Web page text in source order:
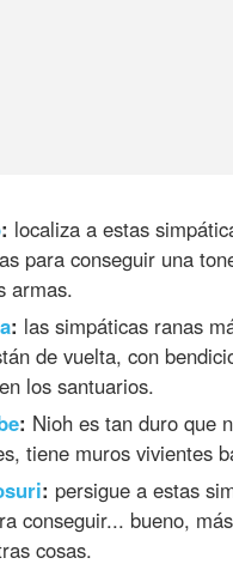
: localiza a estas
para conseguir una
armas.
: las simpáticas ranas
de vuelta, con
los santuarios.
: Nioh es tan duro que
tiene muros vivientes
: persigue a estas
conseguir... bueno,
cosas.